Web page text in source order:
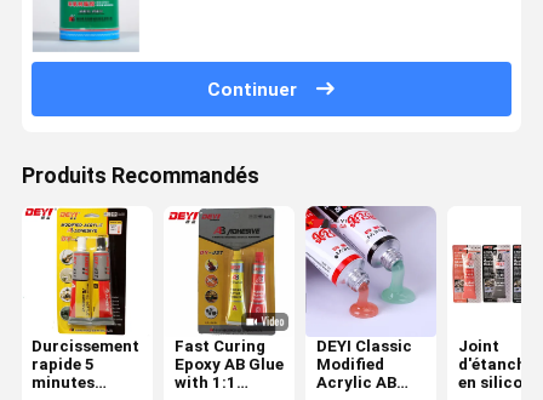
Continuer
Produits Recommandés
Durcissement
rapide 5
minutes
Fast Curing
Epoxy AB Glue
with 1:1
DEYI Classic
Modified
Acrylic AB
Joint
en silicone